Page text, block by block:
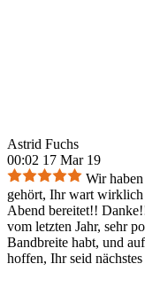
Astrid Fuchs
00:02 17 Mar 19
Wir
gehört, Ihr wart wirklich
Abend bereitet!!
vom letzten Jahr, sehr
Bandbreite habt, und
hoffen, Ihr seid